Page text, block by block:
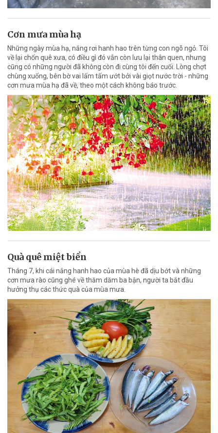
Cơn mưa mùa hạ
Những ngày mùa hạ, nắng rơi hanh hao trên từng con ngõ ngỏ. Tôi
về lại chốn quê xưa, có điều gì đó vẫn còn lưu lại thân quen, nhưng
cũng có những người đã không còn đi cùng tôi đến cuối. Lòng chợt
chùng xuống, bên bờ vai lấm tấm ướt bởi vài giọt nước trời - những
cơn mưa mùa hạ đã về, theo một cách không báo trước.
Quà quê miệt biển
Tháng 7, khi cái nắng hanh hao của mùa hè đã dịu bớt và những
cơn mưa rào cũng ghé về thăm dăm ba bận, người ta bắt đầu
hưởng thụ các thức quà của mùa mưa.